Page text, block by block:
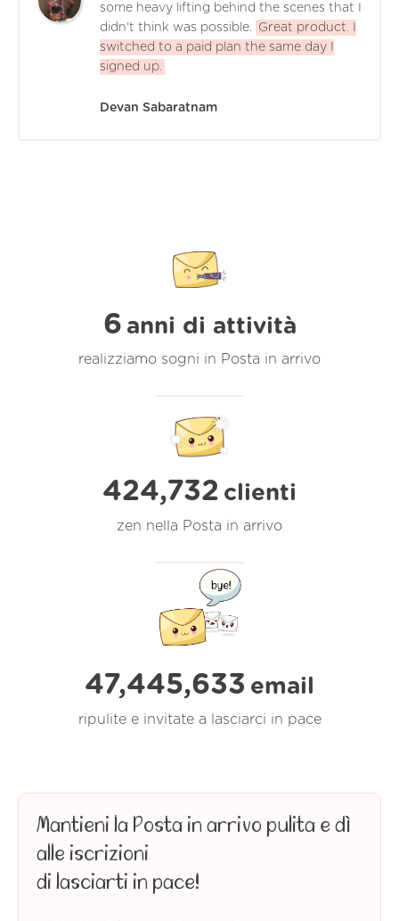
some heavy lifting behind the scenes that I
didn't think was possible.
Great product. I
switched to a paid plan the same day I
signed up.
Devan Sabaratnam
6 anni di attività
realizziamo sogni in Posta in arrivo
424,732 clienti
zen nella Posta in arrivo
47,445,634 email
ripulite e invitate a lasciarci in pace
Mantieni la Posta in arrivo pulita e dì
alle iscrizioni
di lasciarti in pace!